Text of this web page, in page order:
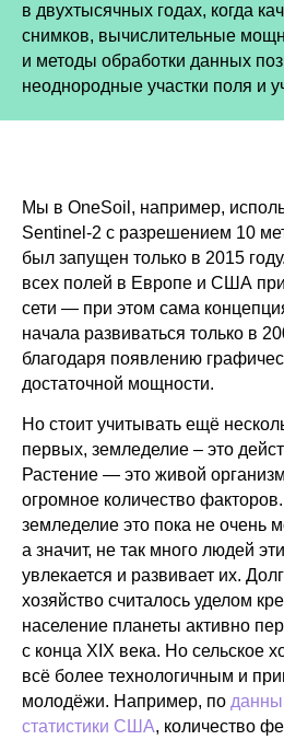
в двухтысячных годах, когда
снимков, вычислительные
и методы обработки данных
неоднородные участки поля и
Мы в OneSoil, например,
Sentinel-2 c разрешением 10
был запущен только в 2015
всех полей в Европе и США
сети — при этом сама
начала развиваться только в
благодаря появлению
достаточной мощности.
Но стоит учитывать ещё
первых, земледелие – это
Растение — это живой
огромное количество
земледелие это пока не очень
а значит, не так много людей
увлекается и развивает их.
хозяйство считалось уделом
население планеты активно
с конца XIX века. Но сельское
всё более технологичным и
молодёжи. Например, по
статистики США, количество